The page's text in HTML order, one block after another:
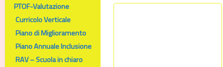
PTOF-Valutazione
Curricolo Verticale
Piano di Miglioramento
Piano Annuale Inclusione
RAV – Scuola in chiaro